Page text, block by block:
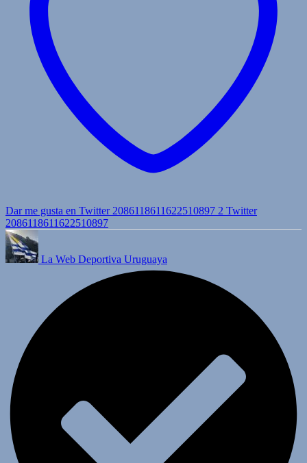
Dar me gusta en Twitter 2086118611622510897 2 Twitter
2086118611622510897
La Web Deportiva Uruguaya